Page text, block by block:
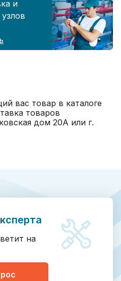
и
вас товар в каталоге
товаров
дом 20А или г.
на